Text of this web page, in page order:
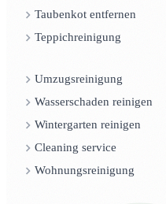
Taubenkot entfernen
Teppichreinigung
Umzugsreinigung
Wasserschaden reinigen
Wintergarten reinigen
Cleaning service
Wohnungsreinigung